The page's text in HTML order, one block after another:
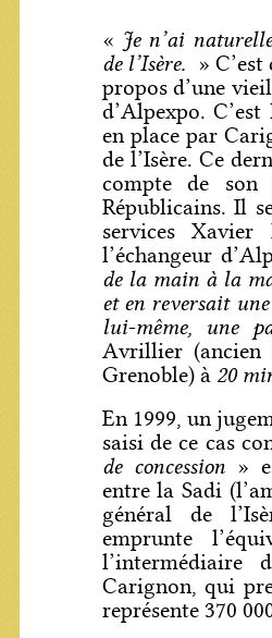
« Je n’ai
de l’Isère.
»
propos d’une
d’Alpexpo.
en place par
de l’Isère. Ce
compte de son
Républicains. Il
services
l’échangeur
de la main à la
et en reversait
lui-même, une
Avrillier (ancien
Grenoble) à 20
En 1999, un
saisi de ce cas
de concession»
entre la Sadi
général de
emprunte
l’intermédiaire
Carignon, qui
représente 370